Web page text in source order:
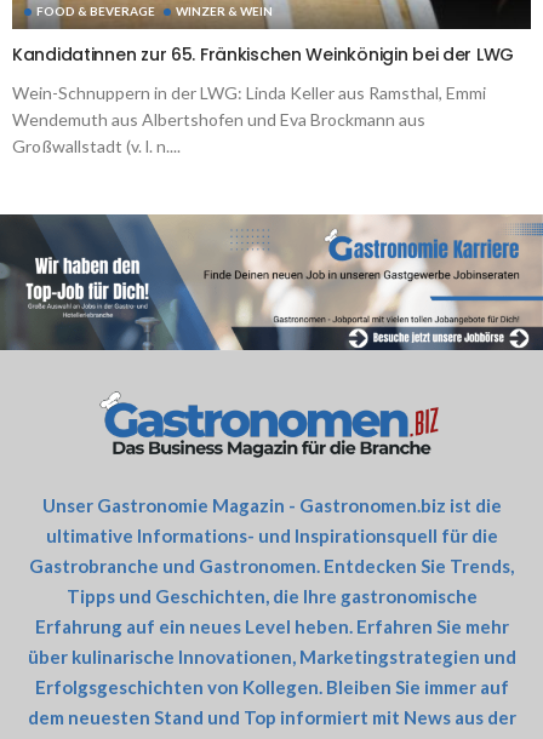
FOOD & BEVERAGE WINZER & WEIN
Kandidatinnen zur 65. Fränkischen Weinkönigin bei der LWG
Wein-Schnuppern in der LWG: Linda Keller aus Ramsthal, Emmi
Wendemuth aus Albertshofen und Eva Brockmann aus
Großwallstadt (v. l. n....
Unser Gastronomie Magazin - Gastronomen.biz ist die
ultimative Informations- und Inspirationsquell für die
Gastrobranche und Gastronomen. Entdecken Sie Trends,
Tipps und Geschichten, die Ihre gastronomische
Erfahrung auf ein neues Level heben. Erfahren Sie mehr
über kulinarische Innovationen, Marketingstrategien und
Erfolgsgeschichten von Kollegen. Bleiben Sie immer auf
dem neuesten Stand und Top informiert mit News aus der